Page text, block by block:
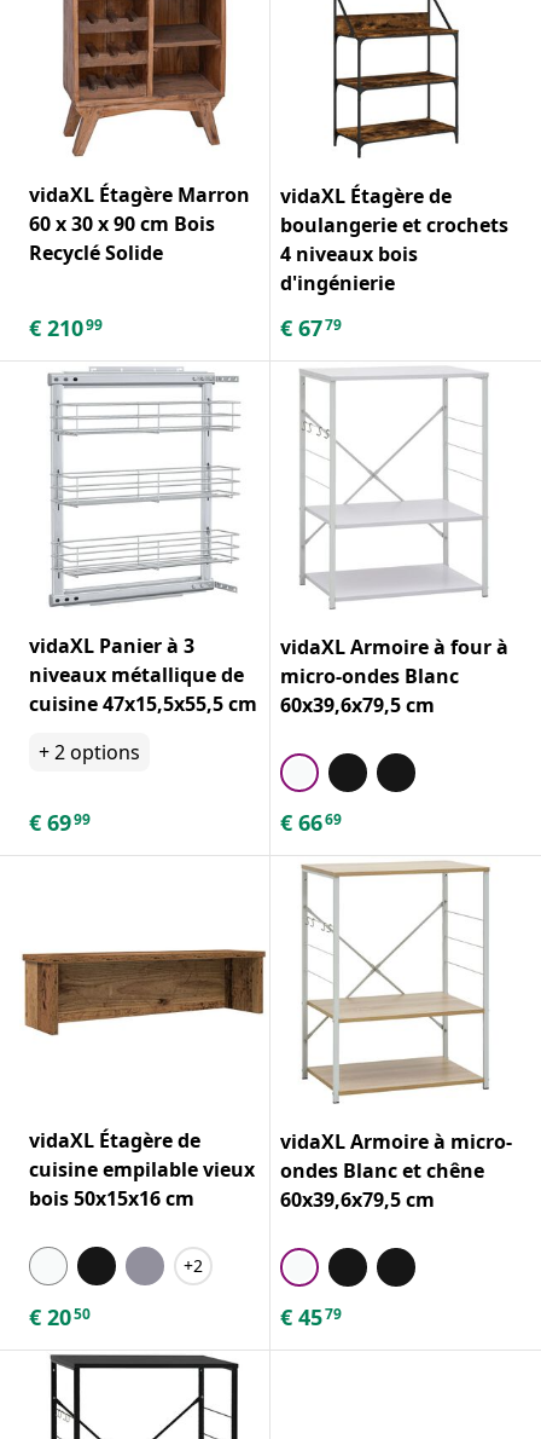
vidaXL Étagère Marron
60 x 30 x 90 cm Bois
Recyclé Solide
€ 21099
vidaXL Étagère de
boulangerie et crochets
4 niveaux bois
d'ingénierie
€ 6779
vidaXL Panier à 3
niveaux métallique de
cuisine 47x15,5x55,5 cm
+2options
€ 6999
vidaXL Armoire à four à
micro-ondes Blanc
60x39,6x79,5 cm
€ 6669
vidaXL Étagère de
cuisine empilable vieux
bois 50x15x16 cm
+2
€ 2050
vidaXL Armoire à micro-
ondes Blanc et chêne
60x39,6x79,5 cm
€ 4579